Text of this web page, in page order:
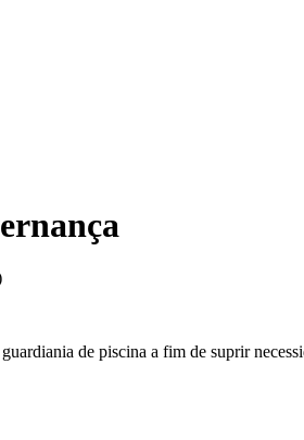
de piscina a fim de suprir